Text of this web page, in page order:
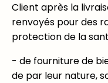
Client après la
renvoyés pour des
protection de la
- de fourniture de
de par leur nature,